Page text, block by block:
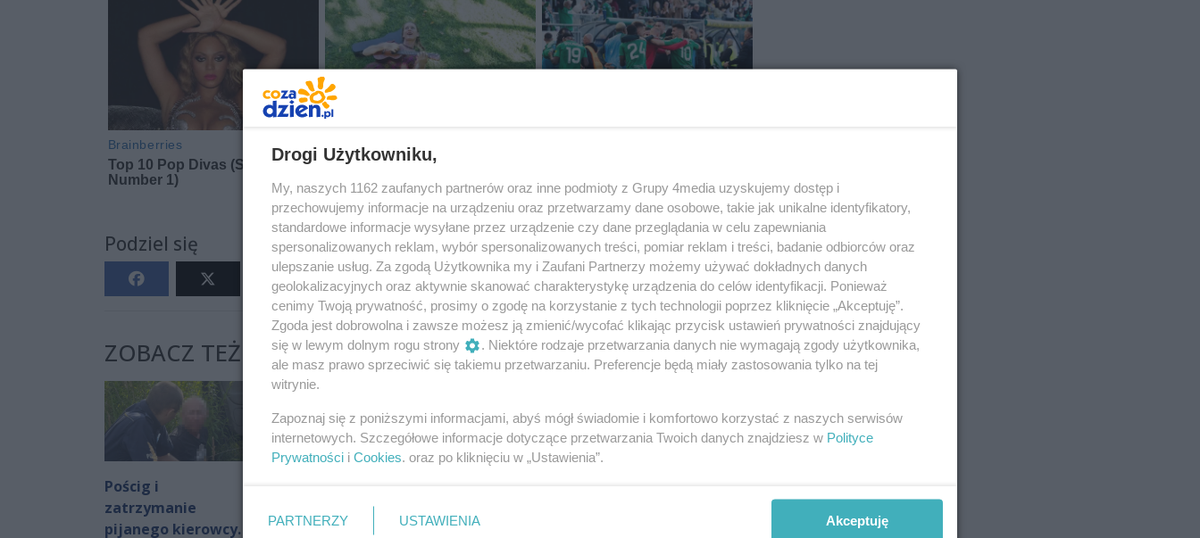
Podziel się Oceń
0
ZOBACZ TEŻ:
Pościg i
zatrzymanie
pijanego kierowcy.
wspierają rozwój
lipcu pracowała
Drogi Użytkowniku,
My, naszych 1162 zaufanych partnerów oraz inne podmioty z Grupy 4media uzyskujemy dostęp i
przechowujemy informacje na urządzeniu oraz przetwarzamy dane osobowe, takie jak unikalne identyfikatory,
standardowe informacje wysyłane przez urządzenie czy dane przeglądania w celu zapewniania
spersonalizowanych reklam, wybór spersonalizowanych treści, pomiar reklam i treści, badanie odbiorców oraz
ulepszanie usług. Za zgodą Użytkownika my i Zaufani Partnerzy możemy używać dokładnych danych
geolokalizacyjnych oraz aktywnie skanować charakterystykę urządzenia do celów identyfikacji. Ponieważ
cenimy Twoją prywatność, prosimy o zgodę na korzystanie z tych technologii poprzez kliknięcie „Akceptuję”.
Zgoda jest dobrowolna i zawsze możesz ją zmienić/wycofać klikając przycisk ustawień prywatności znajdujący
się w lewym dolnym rogu strony
. Niektóre rodzaje przetwarzania danych nie wymagają zgody użytkownika,
ale masz prawo sprzeciwić się takiemu przetwarzaniu. Preferencje będą miały zastosowania tylko na tej
witrynie.
Zapoznaj się z poniższymi informacjami, abyś mógł świadomie i komfortowo korzystać z naszych serwisów
internetowych. Szczegółowe informacje dotyczące przetwarzania Twoich danych znajdziesz w Polityce
Prywatności i Cookies. oraz po kliknięciu w „Ustawienia”.
PARTNERZY USTAWIENIA Akceptuję